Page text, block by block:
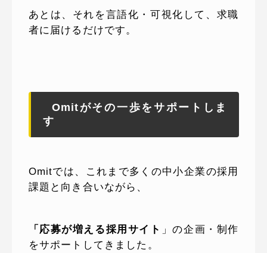
あとは、それを言語化・可視化して、求職
者に届けるだけです。
Omitがその一歩をサポートしま
す
Omitでは、これまで多くの中小企業の採用
課題と向き合いながら、
「応募が増える採用サイト 」の企画・制作
をサポートしてきました。